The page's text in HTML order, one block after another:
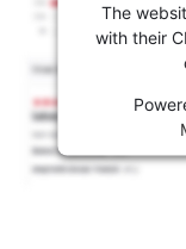
The
with their